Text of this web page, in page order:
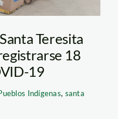
Teresita
18
19
Indígenas, santa